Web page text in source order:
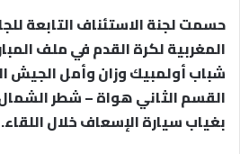
حسمت لجنة الاستئناف التابعة
المغربية لكرة القدم في ملف
شباب أولمبيك وزان وأمل الجيش
القسم الثاني هواة – شطر
بغياب سيارة الإسعاف خلال اللقاء.